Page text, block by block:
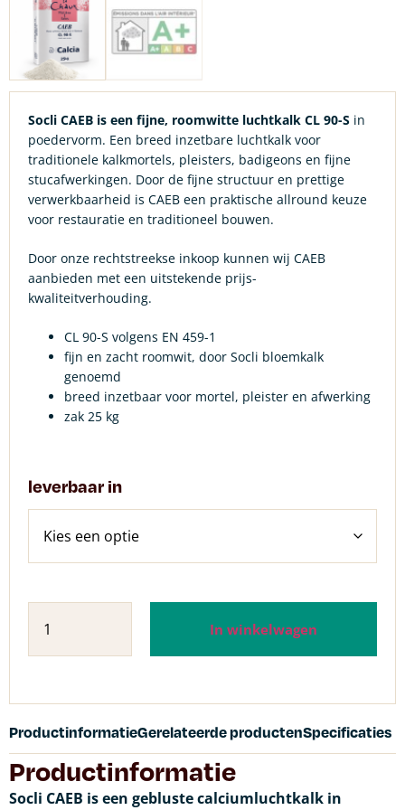
Socli CAEB is een fijne, roomwitte luchtkalk CL 90-S in
poedervorm. Een breed inzetbare luchtkalk voor
traditionele kalkmortels, pleisters, badigeons en fijne
stucafwerkingen. Door de fijne structuur en prettige
verwerkbaarheid is CAEB een praktische allround keuze
voor restauratie en traditioneel bouwen.
Door onze rechtstreekse inkoop kunnen wij CAEB
aanbieden met een uitstekende prijs-
kwaliteitverhouding.
CL 90-S volgens EN 459-1
fijn en zacht roomwit, door Socli bloemkalk
genoemd
breed inzetbaar voor mortel, pleister en afwerking
zak 25 kg
leverbaar in
In winkelwagen
ProductinformatieGerelateerde productenSpecificaties
Productinformatie
Socli CAEB is een gebluste calciumluchtkalk in